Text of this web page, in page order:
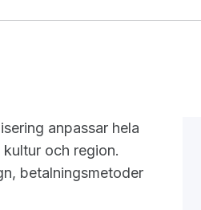
anpassar hela
och region.
betalningsmetoder